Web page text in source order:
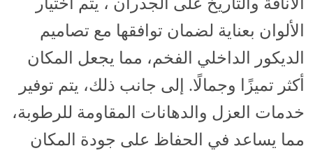
الألوان بعناية لضمان توافقها مع تصاميم
الديكور الداخلي الفخم، مما يجعل المكان
أكثر تميزًا وجمالًا. إلى جانب ذلك، يتم توفير
خدمات العزل والدهانات المقاومة للرطوبة،
مما يساعد في الحفاظ على جودة المكان